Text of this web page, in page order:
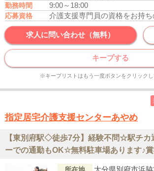
勤務時間 9:00～18:00
応募資格 介護支援専門員の資格をお持
求人に問い合わせ（無料）
キープする
※キープリストはもう一度ボタンをクリック
指定居宅介護支援センターあやめ
【東別府駅◇徒歩7分】経験不問☆駅チ
ーでの通勤もOK☆無料駐車場あります♪